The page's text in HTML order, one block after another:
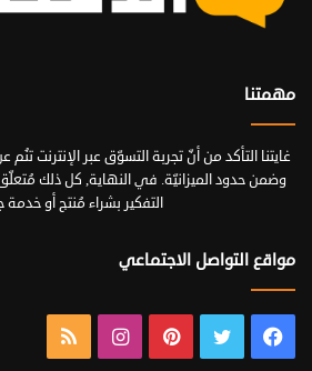
مهمتنا
غايتنا التأكد من أنّ تجربة التسوّق عبر الإنترنت
وضمن حدود الميزانيّة. في النهاية, كل ذلك مُتعلّق
التفكير بشراء مُنتج أو خدمة
مواقع التواصل الاجتماعي
فيسبوك تويتر بينتيريستانستقرام